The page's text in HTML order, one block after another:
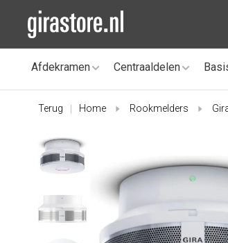
Afdekramen Centraaldelen
Terug Home Rookmelders